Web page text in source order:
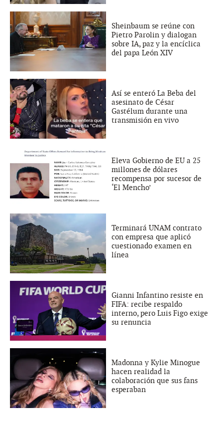
Sheinbaum se reúne con
Pietro Parolin y dialogan
sobre IA, paz y la encíclica
del papa León XIV
Así se enteró La Beba del
asesinato de César
Gastélum durante una
transmisión en vivo
Eleva Gobierno de EU a 25
millones de dólares
recompensa por sucesor de
‘El Mencho’
Terminará UNAM contrato
con empresa que aplicó
cuestionado examen en
línea
Gianni Infantino resiste en
FIFA: recibe respaldo
interno, pero Luis Figo exige
su renuncia
Madonna y Kylie Minogue
hacen realidad la
colaboración que sus fans
esperaban